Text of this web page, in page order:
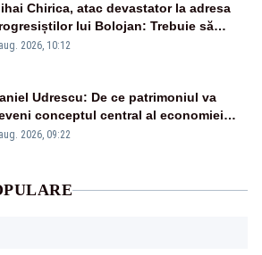
Chirica, atac devastator la adresa
lui Bolojan: Trebuie să
și natura, dar nu șținem omaneii
2026, 10:12
Udrescu: De ce patrimoniul va
conceptul central al economiei
2026, 09:22